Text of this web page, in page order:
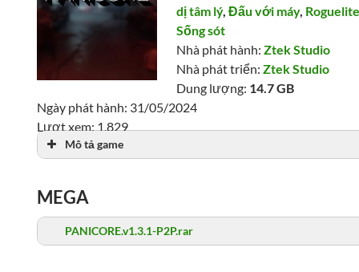
dị tâm lý,Đấu với máy,
Sống sót
Nhà phát hành:Ztek Studio
Nhà phát triển:Ztek Studio
Dung lượng: 14.7 GB
Ngày phát hành: 31/05/2024
Lượt xem: 1,829
Mô tả game
MEGA
PANICORE.v1.3.1-P2P.rar